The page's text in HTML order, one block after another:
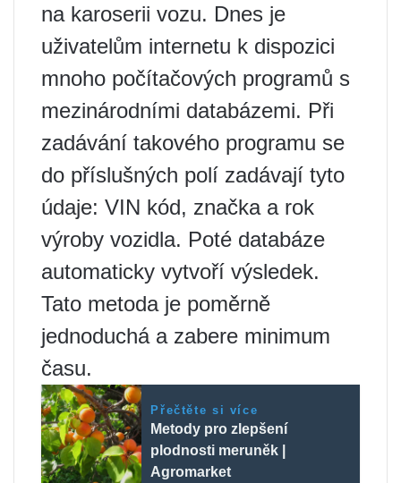
na karoserii vozu. Dnes je
uživatelům internetu k dispozici
mnoho počítačových programů s
mezinárodními databázemi. Při
zadávání takového programu se
do příslušných polí zadávají tyto
údaje: VIN kód, značka a rok
výroby vozidla. Poté databáze
automaticky vytvoří výsledek.
Tato metoda je poměrně
jednoduchá a zabere minimum
času.
Přečtěte si více
Metody pro zlepšení
plodnosti meruněk |
Agromarket